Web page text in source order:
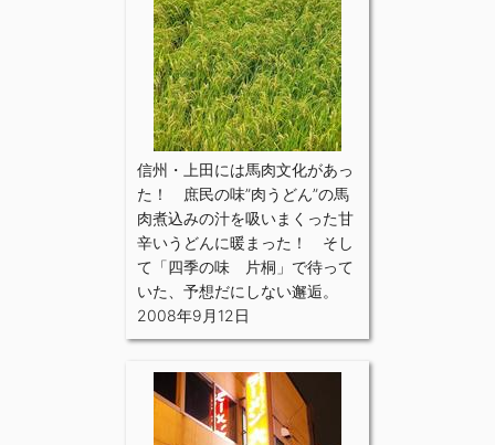
信州・上田には馬肉文化があっ
た！ 庶民の味”肉うどん”の馬
肉煮込みの汁を吸いまくった甘
辛いうどんに暖まった！ そし
て「四季の味 片桐」で待って
いた、予想だにしない邂逅。
2008年9月12日